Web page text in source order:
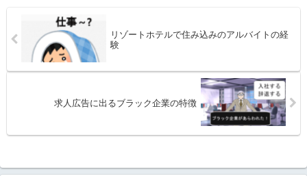
リゾートホテルで住み込みのアルバイトの経
験
求人広告に出るブラック企業の特徴